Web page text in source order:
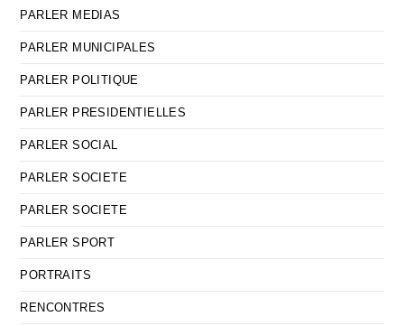
PARLER MEDIAS
PARLER MUNICIPALES
PARLER POLITIQUE
PARLER PRESIDENTIELLES
PARLER SOCIAL
PARLER SOCIETE
PARLER SOCIETE
PARLER SPORT
PORTRAITS
RENCONTRES